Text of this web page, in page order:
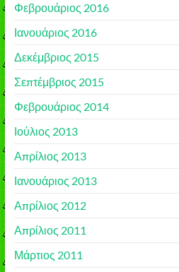
Φεβρουάριος 2016
Ιανουάριος 2016
Δεκέμβριος 2015
Σεπτέμβριος 2015
Φεβρουάριος 2014
Ιούλιος 2013
Απρίλιος 2013
Ιανουάριος 2013
Απρίλιος 2012
Απρίλιος 2011
Μάρτιος 2011